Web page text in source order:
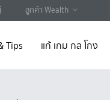
ลูกค้า Wealth
Tips แก้ เกม กล โกง